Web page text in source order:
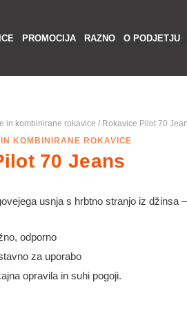
PROMOCIJA RAZNO O PODJETJU
in kombinirane rokavice / Rokavice Pilot 70
KOMBINIRANE ROKAVICE
70 Jeans
usnja s hrbtno stranjo iz džinsa
odporno
za uporabo
opravila in suhi pogoji.